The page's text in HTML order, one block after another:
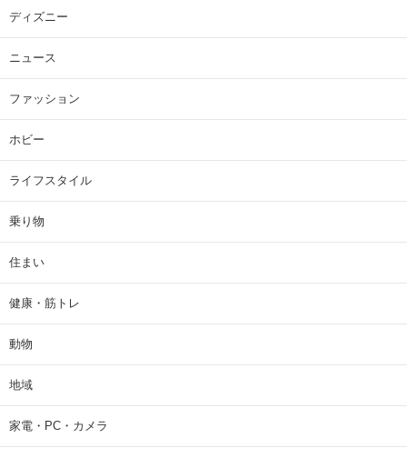
ディズニー
ニュース
ファッション
ホビー
ライフスタイル
乗り物
住まい
健康・筋トレ
動物
地域
家電・PC・カメラ